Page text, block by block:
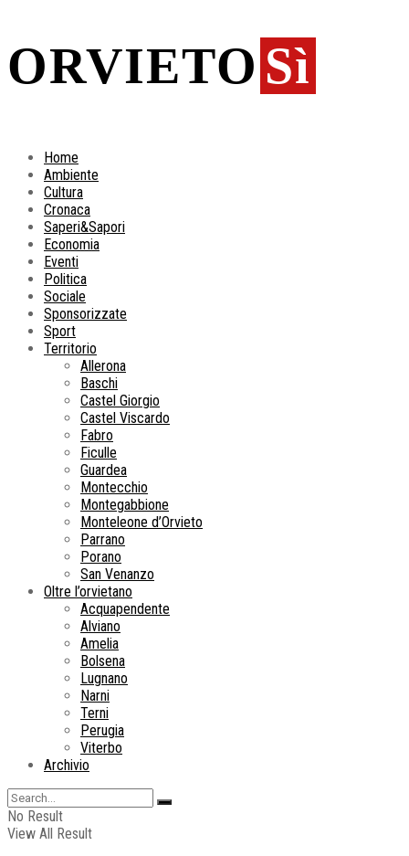
ORVIETO Sì
Home
Ambiente
Cultura
Cronaca
Saperi&Sapori
Economia
Eventi
Politica
Sociale
Sponsorizzate
Sport
Territorio
Allerona
Baschi
Castel Giorgio
Castel Viscardo
Fabro
Ficulle
Guardea
Montecchio
Montegabbione
Monteleone d’Orvieto
Parrano
Porano
San Venanzo
Oltre l’orvietano
Acquapendente
Alviano
Amelia
Bolsena
Lugnano
Narni
Terni
Perugia
Viterbo
Archivio
No Result
View All Result